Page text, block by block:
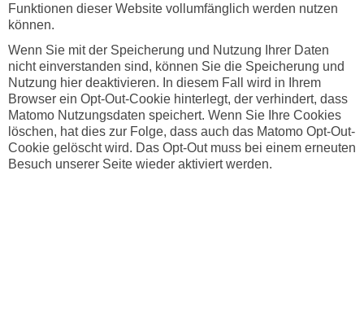
Funktionen dieser Website vollumfänglich werden nutzen
können.
Wenn Sie mit der Speicherung und Nutzung Ihrer Daten
nicht einverstanden sind, können Sie die Speicherung und
Nutzung hier deaktivieren. In diesem Fall wird in Ihrem
Browser ein Opt-Out-Cookie hinterlegt, der verhindert, dass
Matomo Nutzungsdaten speichert. Wenn Sie Ihre Cookies
löschen, hat dies zur Folge, dass auch das Matomo Opt-Out-
Cookie gelöscht wird. Das Opt-Out muss bei einem erneuten
Besuch unserer Seite wieder aktiviert werden.